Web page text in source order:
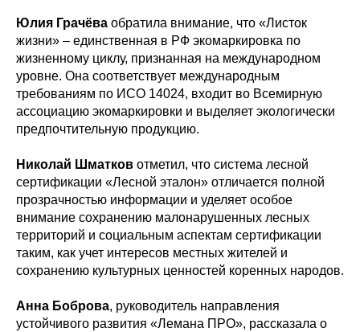
Юлия Грачёва обратила внимание, что «Листок
жизни» – единственная в РФ экомаркировка по
жизненному циклу, признанная на международном
уровне. Она соответствует международным
требованиям по ИСО 14024, входит во Всемирную
ассоциацию экомаркировки и выделяет экологически
предпочтительную продукцию.
Николай Шматков отметил, что система лесной
сертификации «Лесной эталон» отличается полной
прозрачностью информации и уделяет особое
внимание сохранению малонарушенных лесных
территорий и социальным аспектам сертификации
таким, как учет интересов местных жителей и
сохранению культурных ценностей коренных народов.
Анна Боброва, руководитель направления
устойчивого развития «Лемана ПРО», рассказала о